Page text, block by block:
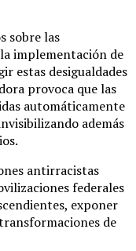
sobre las
implementación de
estas desigualdades
provoca que las
automáticamente
además
antirracistas
federales
exponer
de